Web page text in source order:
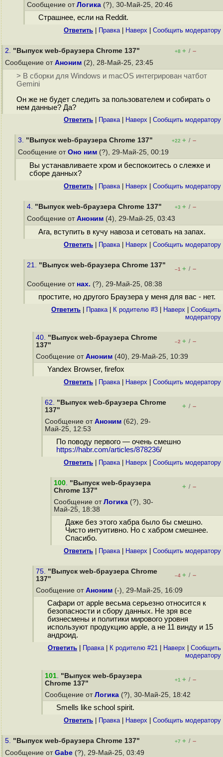
Сообщение от Логика (?), 30-Май-25, 20:46
Страшнее, если на Reddit.
Ответить Правка| Наверх Cообщить модератору
2. "Выпуск web-браузера Chrome 137" +8 + / –
Сообщение от Аноним (2), 28-Май-25, 23:45
> В сборки для Windows и macOS интегрирован чатбот
Gemini
Он же не будет следить за пользователем и собирать о
нем данные? Да?
Ответить Правка| Наверх Cообщить модератору
3. "Выпуск web-браузера Chrome 137" +22 + / –
Сообщение от Оно ним (?), 29-Май-25, 00:19
Вы устанавливаете хром и беспокоитесь о слежке и
сборе данных?
Ответить Правка| Наверх Cообщить модератору
4. "Выпуск web-браузера Chrome 137" +3 + / –
Сообщение от Аноним (4), 29-Май-25, 03:43
Ага, вступить в кучу навоза и сетовать на запах.
Ответить Правка| Наверх Cообщить модератору
21. "Выпуск web-браузера Chrome 137"
–1 + / –
Сообщение от нах. (?), 29-Май-25, 08:38
простите, но другого Браузера у меня для вас - нет.
Ответить Правка| К родителю #3 Наверх
Cообщить
модератору
40. "Выпуск web-браузера Chrome
137"
–2 + / –
Сообщение от Аноним (40), 29-Май-25, 10:39
Yandex Browser, firefox
Ответить Правка| Наверх Cообщить модератору
62. "Выпуск web-браузера Chrome
137"
+ / –
Сообщение от Аноним (62), 29-
Май-25, 12:53
По поводу первого — очень смешно
https://habr.com/articles/878236/
Ответить Правка| Наверх Cообщить модератору
100. "Выпуск web-браузера
Chrome 137"
+ / –
Сообщение от Логика (?), 30-
Май-25, 18:38
Даже без этого хабра было бы смешно.
Чисто интуитивно. Но с хабром смешнее.
Спасибо.
Ответить Правка| Наверх Cообщить модератору
75. "Выпуск web-браузера Chrome
137"
–4 + / –
Сообщение от Аноним (-), 29-Май-25, 16:09
Сафари от apple весьма серьезно относится к
безопасности и сбору данных. Не зря все
бизнесмены и политики мирового уровня
используют продукцию apple, а не 11 винду и 15
андроид.
Ответить Правка| К родителю #21 Наверх
Cообщить
модератору
101. "Выпуск web-браузера
Chrome 137"
+1 + / –
Сообщение от Логика (?), 30-Май-25, 18:42
Smells like school spirit.
Ответить Правка| Наверх Cообщить модератору
5. "Выпуск web-браузера Chrome 137" +7 + / –
Сообщение от Gabe (?), 29-Май-25, 03:49